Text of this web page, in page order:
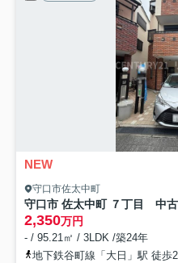
NEW
守口市佐太中町
守口市 佐太中町 ７丁目 中
2,350万円
- / 95.21㎡ / 3LDK /築24年
地下鉄谷町線「大日」駅 徒歩